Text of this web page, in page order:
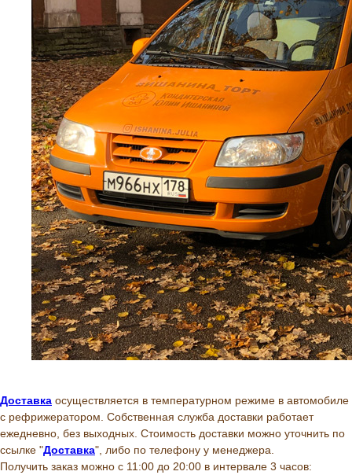
Доставка осуществляется в температурном режиме в автомобиле
с рефрижератором. Собственная служба доставки работает
ежедневно, без выходных. Стоимость доставки можно уточнить по
ссылке "Доставка", либо по телефону у менеджера.
Получить заказ можно с 11:00 до 20:00 в интервале 3 часов: